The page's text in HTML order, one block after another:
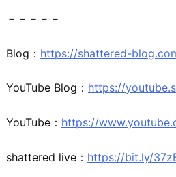
－－－－－
Blog： https://shattered-
YouTube Blog： https://
YouTube： https://
shattered live： https://bit.ly/